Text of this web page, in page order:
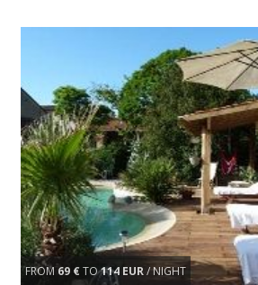
FROM69 €TO114 EUR/ NIGHT